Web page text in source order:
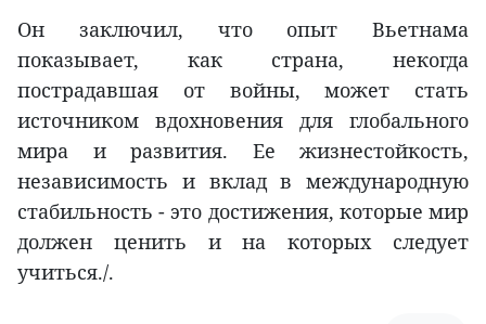
Он заключил, что опыт Вьетнама
показывает, как страна, некогда
пострадавшая от войны, может стать
источником вдохновения для глобального
мира и развития. Ее жизнестойкость,
независимость и вклад в международную
стабильность - это достижения, которые мир
должен ценить и на которых следует
учиться./.